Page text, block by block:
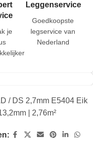
je
Leggenservice
Goedkoopste
legservice van
Nederland
/ DS 2,7mm E5404 Eik
| 2,76m²